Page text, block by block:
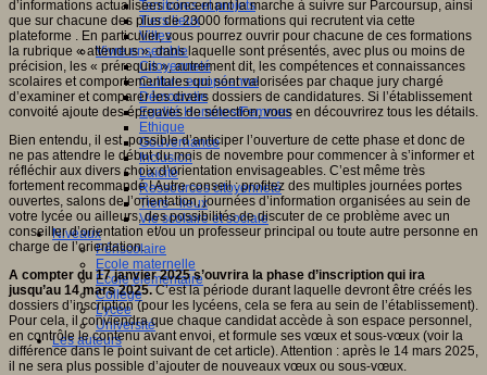
Territoires et projets
Tiers lieux
Villes
Vivre ensemble
Citoyenneté
Culture européenne
Démocratie
Egalité Hommes/Femmes
Ethique
Gouvernance
Inclusion
Laïcité
Ressources citoyenneté
Tiers - lieux
Vie scolaire et sociale
Niveaux
Périscolaire
Ecole maternelle
Ecole élémentaire
Collège
Lycée
Université
Les auteurs
d’informations actualisées concernant la marche à suivre sur Parcoursup, ainsi
que sur chacune des plus de 23000 formations qui recrutent via cette
plateforme . En particulier, vous pourrez ouvrir pour chacune de ces formations
la rubrique « attendus », dans laquelle sont présentés, avec plus ou moins de
précision, les « prérequis », autrement dit, les compétences et connaissances
scolaires et comportementales qui sont valorisées par chaque jury chargé
d’examiner et comparer les divers dossiers de candidatures. Si l’établissement
convoité ajoute des épreuves de sélection, vous en découvrirez tous les détails.
Bien entendu, il est possible d’anticiper l’ouverture de cette phase et donc de
ne pas attendre le début du mois de novembre pour commencer à s’informer et
réfléchir aux divers choix d’orientation envisageables. C’est même très
fortement recommandé ! Autre conseil : profitez des multiples journées portes
ouvertes, salons de l’orientation, journées d’information organisées au sein de
votre lycée ou ailleurs, des possibilités de discuter de ce problème avec un
conseiller d’orientation et/ou un professeur principal ou toute autre personne en
charge de l’orientation.
A compter du 17 janvier 2025 s’ouvrira la phase d’inscription qui ira
jusqu’au 14 mars 2025.C’est la période durant laquelle devront être créés les
dossiers d’inscription (pour les lycéens, cela se fera au sein de l’établissement).
Pour cela, il conviendra que chaque candidat accède à son espace personnel,
en contrôle le contenu avant envoi, et formule ses vœux et sous-vœux (voir la
différence dans le point suivant de cet article). Attention : après le 14 mars 2025,
il ne sera plus possible d’ajouter de nouveaux vœux ou sous-vœux.